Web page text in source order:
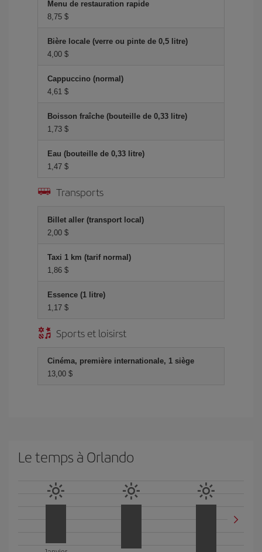
Menu de restauration rapide
8,75 $
Bière locale (verre ou pinte de 0,5 litre)
4,00 $
Cappuccino (normal)
4,61 $
Boisson fraîche (bouteille de 0,33 litre)
1,73 $
Eau (bouteille de 0,33 litre)
1,47 $
Transports
Billet aller (transport local)
2,00 $
Taxi 1 km (tarif normal)
1,86 $
Essence (1 litre)
1,17 $
Sports et loisirst
Cinéma, première internationale, 1 siège
13,00 $
Le temps à Orlando